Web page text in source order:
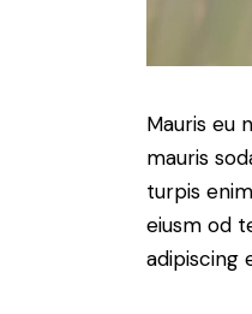
Mauris eu
mauris
turpis
eiusm od
adipiscing